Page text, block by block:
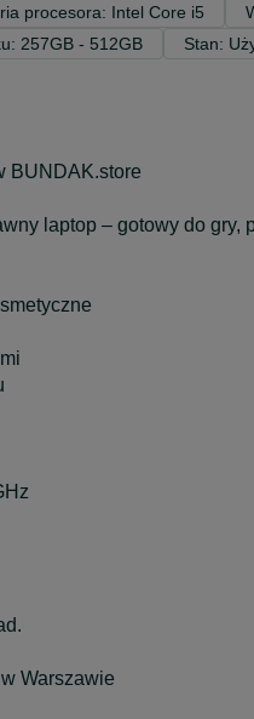
procesora: Intel Core i5
257GB - 512GB Stan:
BUNDAK.store
laptop – gotowy do gry,
Warszawie